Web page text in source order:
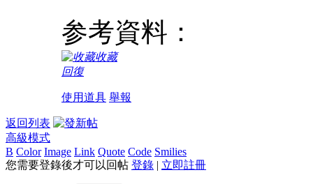
参考資料：
收藏
回復
使用道具 舉報
返回列表
高級模式
B Color Image Link Quote Code Smilies
您需要登錄後才可以回帖 登錄 | 立即註冊